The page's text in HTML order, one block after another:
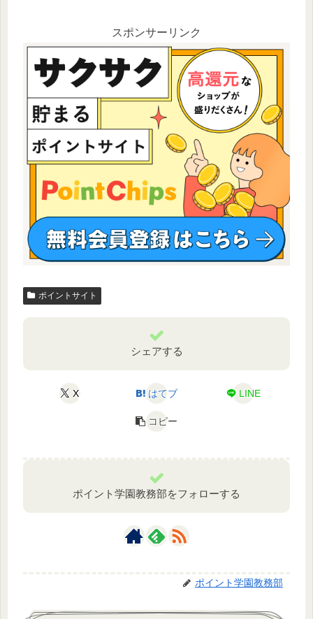
スポンサーリンク
ポイントサイト
シェアする
X はてブ LINE
コピー
ポイント学園教務部をフォローする
ポイント学園教務部